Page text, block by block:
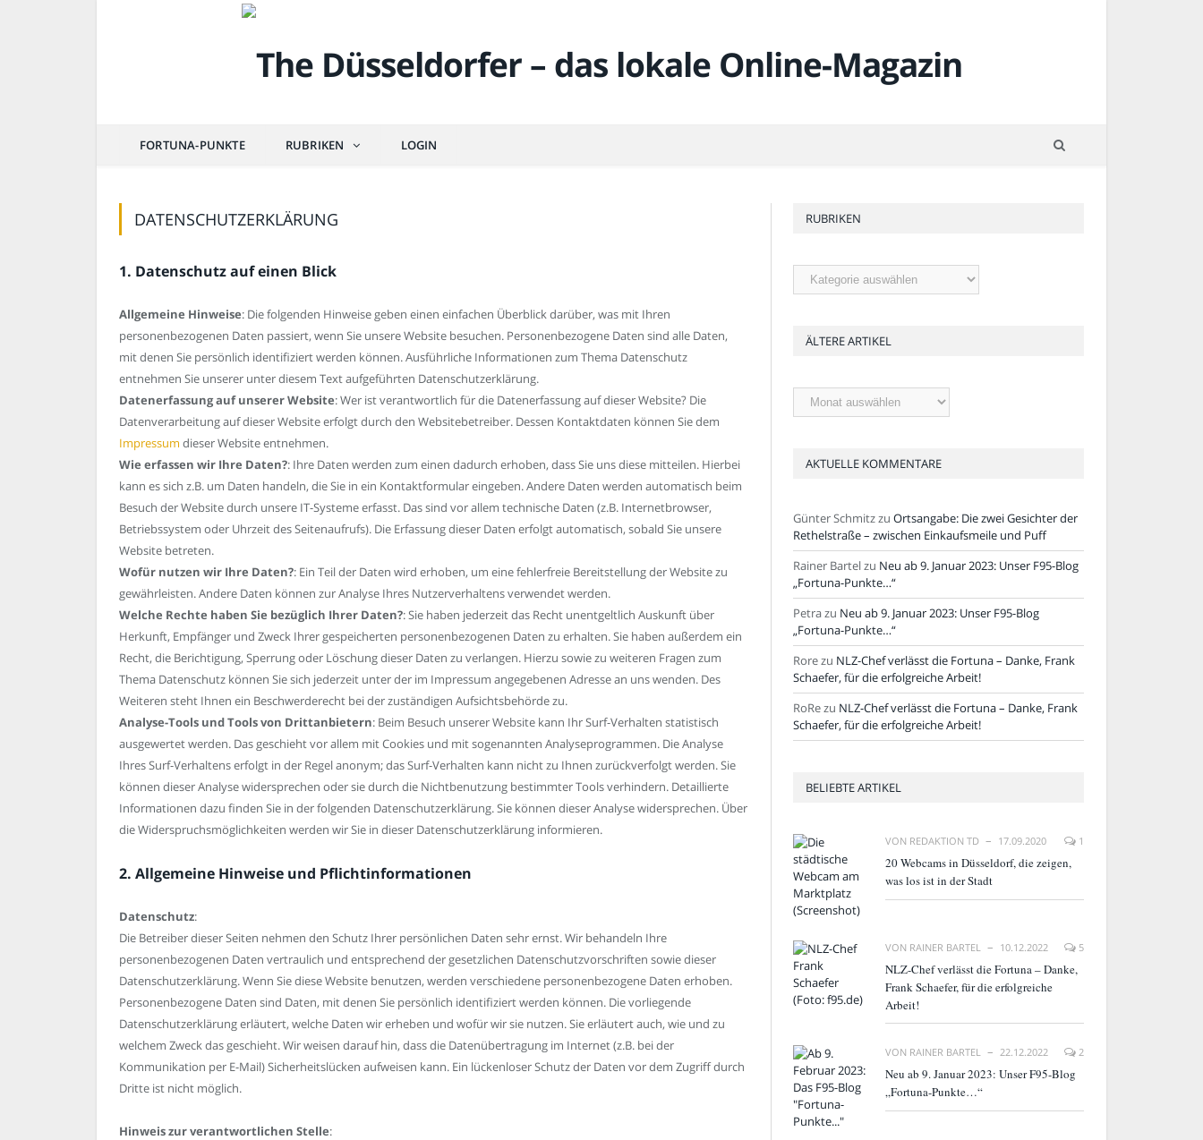
FORTUNA-PUNKTE RUBRIKEN LOGIN
DATENSCHUTZERKLÄRUNG
1. Datenschutz auf einen Blick
Allgemeine Hinweise: Die folgenden Hinweise geben einen einfachen Überblick darüber, was mit Ihren
personenbezogenen Daten passiert, wenn Sie unsere Website besuchen. Personenbezogene Daten sind alle Daten,
mit denen Sie persönlich identifiziert werden können. Ausführliche Informationen zum Thema Datenschutz
entnehmen Sie unserer unter diesem Text aufgeführten Datenschutzerklärung.
Datenerfassung auf unserer Website: Wer ist verantwortlich für die Datenerfassung auf dieser Website? Die
Datenverarbeitung auf dieser Website erfolgt durch den Websitebetreiber. Dessen Kontaktdaten können Sie dem
Impressum dieser Website entnehmen.
Wie erfassen wir Ihre Daten?: Ihre Daten werden zum einen dadurch erhoben, dass Sie uns diese mitteilen. Hierbei
kann es sich z.B. um Daten handeln, die Sie in ein Kontaktformular eingeben. Andere Daten werden automatisch beim
Besuch der Website durch unsere IT-Systeme erfasst. Das sind vor allem technische Daten (z.B. Internetbrowser,
Betriebssystem oder Uhrzeit des Seitenaufrufs). Die Erfassung dieser Daten erfolgt automatisch, sobald Sie unsere
Website betreten.
Wofür nutzen wir Ihre Daten?: Ein Teil der Daten wird erhoben, um eine fehlerfreie Bereitstellung der Website zu
gewährleisten. Andere Daten können zur Analyse Ihres Nutzerverhaltens verwendet werden.
Welche Rechte haben Sie bezüglich Ihrer Daten?: Sie haben jederzeit das Recht unentgeltlich Auskunft über
Herkunft, Empfänger und Zweck Ihrer gespeicherten personenbezogenen Daten zu erhalten. Sie haben außerdem ein
Recht, die Berichtigung, Sperrung oder Löschung dieser Daten zu verlangen. Hierzu sowie zu weiteren Fragen zum
Thema Datenschutz können Sie sich jederzeit unter der im Impressum angegebenen Adresse an uns wenden. Des
Weiteren steht Ihnen ein Beschwerderecht bei der zuständigen Aufsichtsbehörde zu.
Analyse-Tools und Tools von Drittanbietern: Beim Besuch unserer Website kann Ihr Surf-Verhalten statistisch
ausgewertet werden. Das geschieht vor allem mit Cookies und mit sogenannten Analyseprogrammen. Die Analyse
Ihres Surf-Verhaltens erfolgt in der Regel anonym; das Surf-Verhalten kann nicht zu Ihnen zurückverfolgt werden. Sie
können dieser Analyse widersprechen oder sie durch die Nichtbenutzung bestimmter Tools verhindern. Detaillierte
Informationen dazu finden Sie in der folgenden Datenschutzerklärung. Sie können dieser Analyse widersprechen. Über
die Widerspruchsmöglichkeiten werden wir Sie in dieser Datenschutzerklärung informieren.
2. Allgemeine Hinweise und Pflichtinformationen
Datenschutz:
Die Betreiber dieser Seiten nehmen den Schutz Ihrer persönlichen Daten sehr ernst. Wir behandeln Ihre
personenbezogenen Daten vertraulich und entsprechend der gesetzlichen Datenschutzvorschriften sowie dieser
Datenschutzerklärung. Wenn Sie diese Website benutzen, werden verschiedene personenbezogene Daten erhoben.
Personenbezogene Daten sind Daten, mit denen Sie persönlich identifiziert werden können. Die vorliegende
Datenschutzerklärung erläutert, welche Daten wir erheben und wofür wir sie nutzen. Sie erläutert auch, wie und zu
welchem Zweck das geschieht. Wir weisen darauf hin, dass die Datenübertragung im Internet (z.B. bei der
Kommunikation per E-Mail) Sicherheitslücken aufweisen kann. Ein lückenloser Schutz der Daten vor dem Zugriff durch
Dritte ist nicht möglich.
Hinweis zur verantwortlichen Stelle:
RUBRIKEN
Rubriken
ÄLTERE ARTIKEL
Ältere
AKTUELLE KOMMENTARE
Günter Schmitzzu Ortsangabe: Die zwei Gesichter der
Rethelstraße – zwischen Einkaufsmeile und Puff
Rainer Bartelzu Neu ab 9. Januar 2023: Unser F95-Blog
„Fortuna-Punkte…“
Petrazu Neu ab 9. Januar 2023: Unser F95-Blog
„Fortuna-Punkte…“
Rorezu NLZ-Chef verlässt die Fortuna – Danke, Frank
Schaefer, für die erfolgreiche Arbeit!
RoRezu NLZ-Chef verlässt die Fortuna – Danke, Frank
Schaefer, für die erfolgreiche Arbeit!
BELIEBTE ARTIKEL
VON REDAKTION TD 17.09.2020 1
20 Webcams in Düsseldorf, die zeigen,
was los ist in der Stadt
VON RAINER BARTEL 10.12.2022 5
NLZ-Chef verlässt die Fortuna – Danke,
Frank Schaefer, für die erfolgreiche
Arbeit!
VON RAINER BARTEL 22.12.2022 2
Neu ab 9. Januar 2023: Unser F95-Blog
„Fortuna-Punkte…“